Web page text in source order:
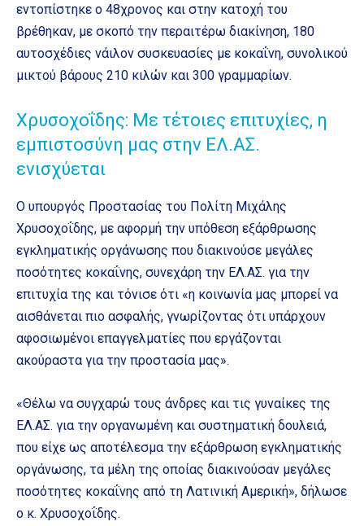
εντοπίστηκε ο 48χρονος και στην κατοχή του
βρέθηκαν, με σκοπό την περαιτέρω διακίνηση, 180
αυτοσχέδιες νάιλον συσκευασίες με κοκαΐνη, συνολικού
μικτού βάρους 210 κιλών και 300 γραμμαρίων.
Χρυσοχοΐδης: Με τέτοιες επιτυχίες, η
εμπιστοσύνη μας στην ΕΛ.ΑΣ.
ενισχύεται
Ο υπουργός Προστασίας του Πολίτη Μιχάλης
Χρυσοχοΐδης, με αφορμή την υπόθεση εξάρθρωσης
εγκληματικής οργάνωσης που διακινούσε μεγάλες
ποσότητες κοκαΐνης, συνεχάρη την ΕΛ.ΑΣ. για την
επιτυχία της και τόνισε ότι «η κοινωνία μας μπορεί να
αισθάνεται πιο ασφαλής, γνωρίζοντας ότι υπάρχουν
αφοσιωμένοι επαγγελματίες που εργάζονται
ακούραστα για την προστασία μας».
«Θέλω να συγχαρώ τους άνδρες και τις γυναίκες της
ΕΛ.ΑΣ. για την οργανωμένη και συστηματική δουλειά,
που είχε ως αποτέλεσμα την εξάρθρωση εγκληματικής
οργάνωσης, τα μέλη της οποίας διακινούσαν μεγάλες
ποσότητες κοκαΐνης από τη Λατινική Αμερική», δήλωσε
ο κ. Χρυσοχοΐδης.